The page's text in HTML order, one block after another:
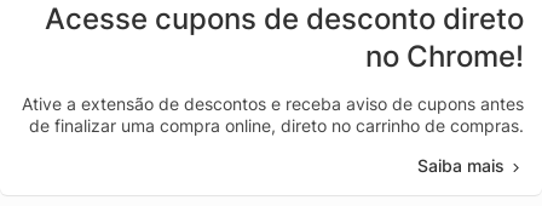
Acesse cupons de desconto direto
no Chrome!
Ative a extensão de descontos e receba aviso de cupons antes
de finalizar uma compra online, direto no carrinho de compras.
Saiba mais